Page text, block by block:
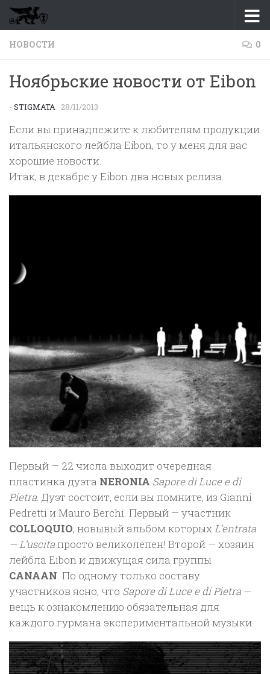
Перейти к содержимому
НОВОСТИ 0
Ноябрьские новости от Eibon
- STIGMATA · 28/11/2013
Если вы принадлежите к любителям продукции
итальянского лейбла Eibon, то у меня для вас
хорошие новости.
Итак, в декабре у Eibon два новых релиза.
Первый — 22 числа выходит очередная
пластинка дуэта NERONIA Sapore di Luce e di
Pietra. Дуэт состоит, если вы помните, из Gianni
Pedretti и Mauro Berchi. Первый — участник
COLLOQUIO, новывый альбом которыхL’entrata
— L’uscitaпросто великолепен! Второй — хозяин
лейбла Eibon и движущая сила группы
CANAAN. По одному только составу
участников ясно, что Sapore di Luce e di Pietra —
вещь к ознакомлению обязательная для
каждого гурмана экспериментальной музыки.